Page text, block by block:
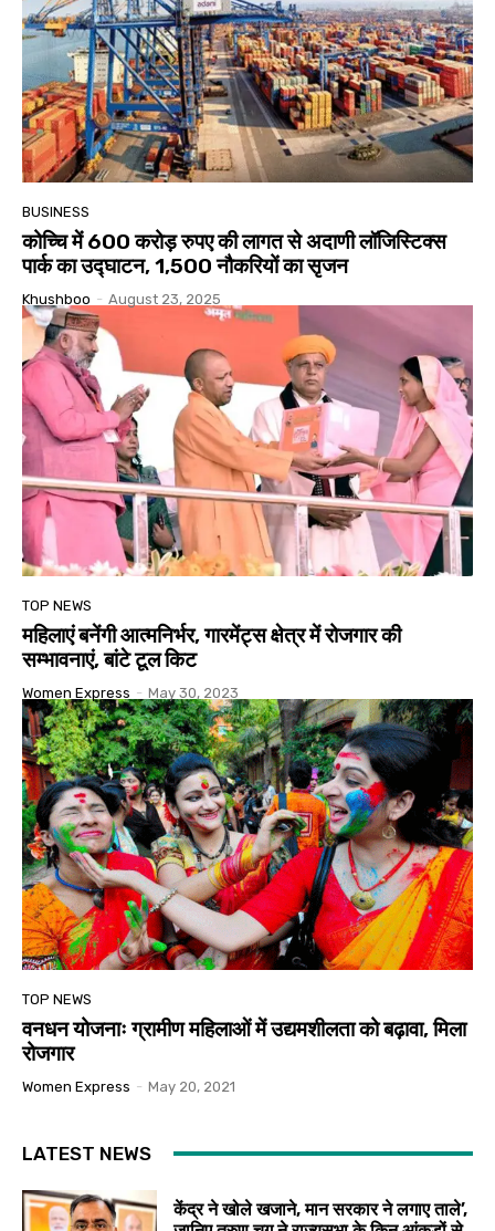
BUSINESS
कोच्चि में 600 करोड़ रुपए की लागत से अदाणी लॉजिस्टिक्स
पार्क का उद्घाटन, 1,500 नौकरियों का सृजन
Khushboo - August 23, 2025
TOP NEWS
महिलाएं बनेंगी आत्मनिर्भर, गारमेंट्स क्षेत्र में रोजगार की
सम्भावनाएं, बांटे टूल किट
Women Express - May 30, 2023
TOP NEWS
वनधन योजनाः ग्रामीण महिलाओं में उद्यमशीलता को बढ़ावा, मिला
रोजगार
Women Express - May 20, 2021
LATEST NEWS
केंद्र ने खोले खजाने, मान सरकार ने लगाए ताले’,